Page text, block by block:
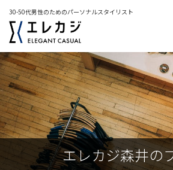
30-50代男性のためのパーソナルスタイリスト
エレカジ森井の